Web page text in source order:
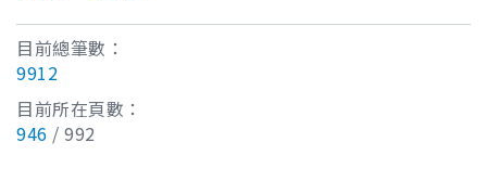
目前總筆數：
9912
目前所在頁數：
946 / 992